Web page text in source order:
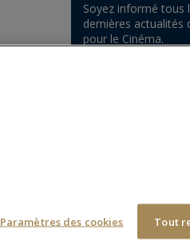
Soyez informé tous
dernières actualités
pour le Cinéma.
Paramètres des cookies Tout